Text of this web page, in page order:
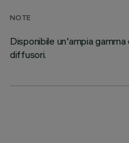
NOTE
Disponibile un'ampia
diffusori.